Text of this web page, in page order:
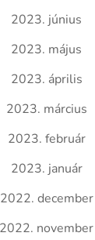
2023. június
2023. május
2023. április
2023. március
2023. február
2023. január
2022. december
2022. november